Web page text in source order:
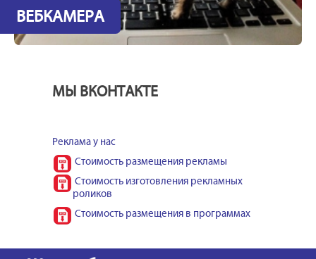
ВЕБКАМЕРА
МЫ ВКОНТАКТЕ
Реклама у нас
Стоимость размещения рекламы
Стоимость изготовления рекламных
роликов
Стоимость размещения в программах